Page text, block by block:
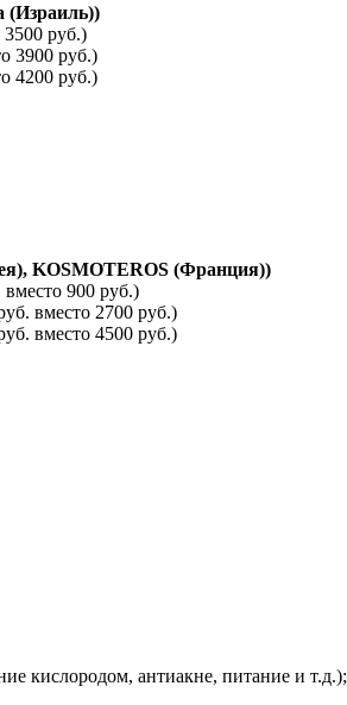
(Израиль))
руб.)
3900 руб.)
4200 руб.)
KOSMOTEROS (Франция))
900 руб.)
вместо 2700 руб.)
вместо 4500 руб.)
кислородом, антиакне, питание и т.д.);